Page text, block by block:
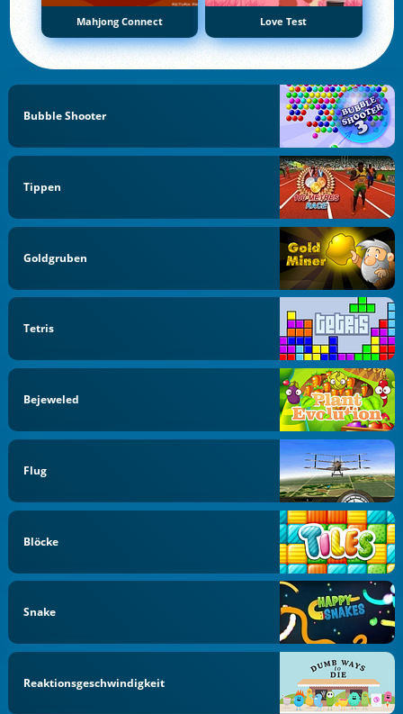
Mahjong Connect Love Test
Bubble Shooter
Tippen
Goldgruben
Tetris
Bejeweled
Flug
Blöcke
Snake
Reaktionsgeschwindigkeit